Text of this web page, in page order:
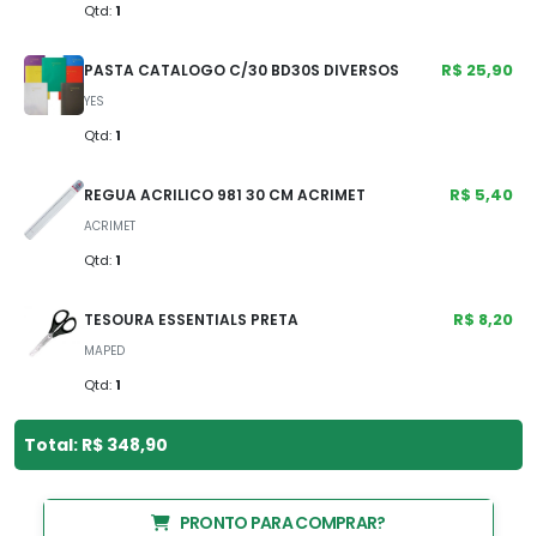
Qtd: 1
PASTA CATALOGO C/30 BD30S DIVERSOS
YES
Qtd: 1
R$ 25,90
REGUA ACRILICO 981 30 CM ACRIMET
ACRIMET
Qtd: 1
R$ 5,40
TESOURA ESSENTIALS PRETA
MAPED
Qtd: 1
R$ 8,20
Total: R$ 348,90
PRONTO PARA COMPRAR?